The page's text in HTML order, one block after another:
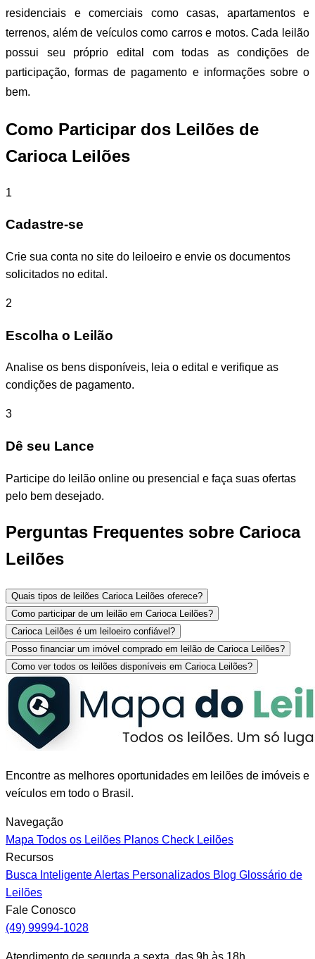
residenciais e comerciais como casas, apartamentos e
terrenos, além de veículos como carros e motos. Cada leilão
possui seu próprio edital com todas as condições de
participação, formas de pagamento e informações sobre o
bem.
Como Participar dos Leilões de
Carioca Leilões
1
Cadastre-se
Crie sua conta no site do leiloeiro e envie os documentos
solicitados no edital.
2
Escolha o Leilão
Analise os bens disponíveis, leia o edital e verifique as
condições de pagamento.
3
Dê seu Lance
Participe do leilão online ou presencial e faça suas ofertas
pelo bem desejado.
Perguntas Frequentes sobre Carioca
Leilões
Quais tipos de leilões Carioca Leilões oferece?
Como participar de um leilão em Carioca Leilões?
Carioca Leilões é um leiloeiro confiável?
Posso financiar um imóvel comprado em leilão de Carioca Leilões?
Como ver todos os leilões disponíveis em Carioca Leilões?
Encontre as melhores oportunidades em leilões de imóveis e
veículos em todo o Brasil.
Navegação
Mapa Todos os Leilões Planos Check Leilões
Recursos
Busca InteligenteAlertas Personalizados Blog Glossário de
Leilões
Fale Conosco
(49) 99994-1028
Atendimento de segunda a sexta, das 9h às 18h